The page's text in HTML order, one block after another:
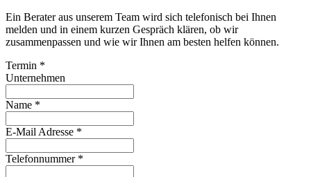
Ein Berater aus unserem Team wird sich telefonisch bei Ihnen
melden und in einem kurzen Gespräch klären, ob wir
zusammenpassen und wie wir Ihnen am besten helfen können.
Termin *
Unternehmen
Name *
E-Mail Adresse *
Telefonnummer *